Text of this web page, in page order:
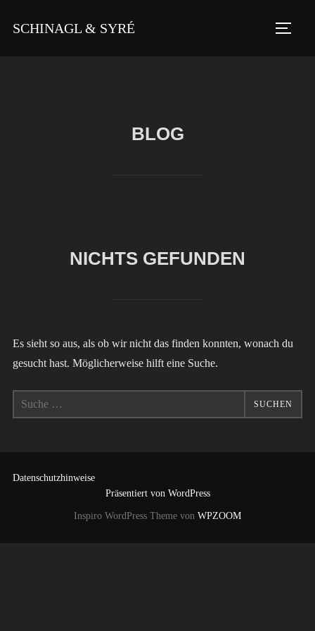
Inhalten
SCHINAGL & SYRÉ
BLOG
NICHTS GEFUNDEN
Es sieht so aus, als ob wir nicht das finden konnten, wonach du
gesucht hast. Möglicherweise hilft eine Suche.
Suchen
nach:
SUCHEN
Datenschutzhinweise
Präsentiert von WordPress
Inspiro WordPress Theme von WPZOOM